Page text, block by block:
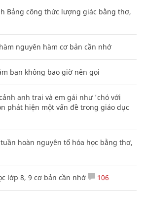
Bảng công thức lượng giác bằng thơ,
nguyên hàm cơ bản cần nhớ
bạn không bao giờ nên gọi
anh trai và em gái như 'chó với
phát hiện một vấn đề trong giáo dục
hoàn nguyên tố hóa học bằng thơ,
lớp 8, 9 cơ bản cần nhớ 106